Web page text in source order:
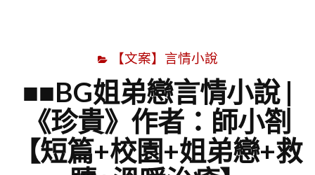
【文案】言情小說
■■BG姐弟戀言情小說 |
《珍貴》作者：師小劄
【短篇+校園+姐弟戀+救